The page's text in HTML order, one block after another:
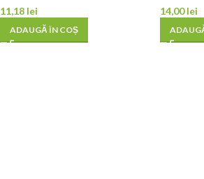
11,18 lei
ADAUGĂ ÎN COȘ
14,00lei